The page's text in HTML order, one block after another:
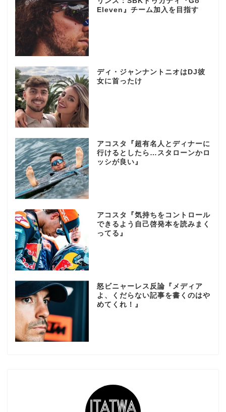
Eleven』チーム加入を目指す
ディ・ジャンナントニオはDJ彼
女に首ったけ
アコスタ『超有名人とディナーに
行けるとしたら…スタローンかロ
ッシが良い』
アコスタ『気持ちをコントロール
できるよう自己啓発本を読みまく
ってる』
怒ビニャーレス反論『メディア
よ、くだらない記事を書くのはや
めてくれ！』